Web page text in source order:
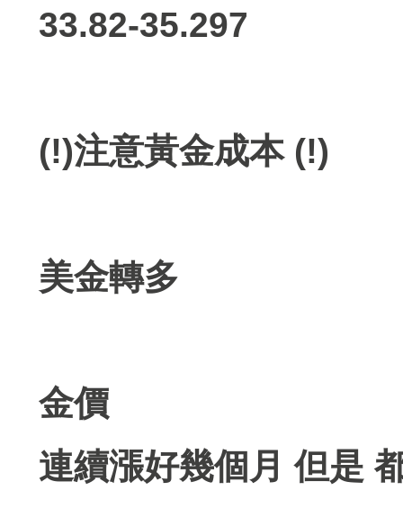
33.82-35.297
(!)注意黃金成本 (!)
美金轉多
金價
連續漲好幾個月 但是